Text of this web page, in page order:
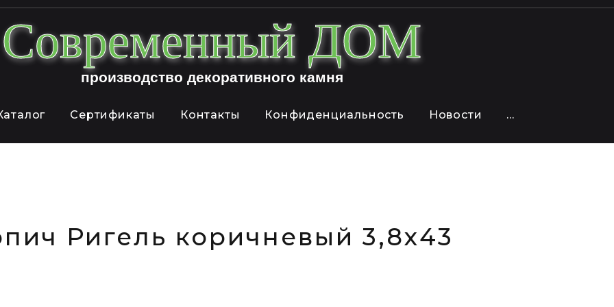
Современный ДОМ
производство декоративного камня
Сертификаты Контакты Конфиденциальность Новости ...
Ригель коричневый 3,8х43